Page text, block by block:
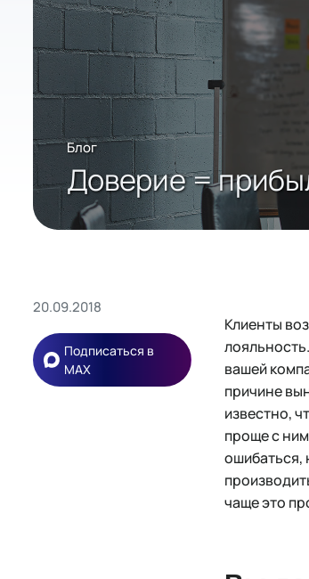
Блог
Доверие =
20.09.2018
Подписаться в
MAX
Клиенты
вашей
причине
известно,
проще с
ошибаться,
чаще это